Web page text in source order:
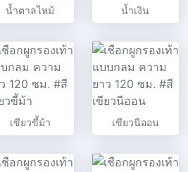
น้ำตาลไหม้ น้ำเงิน
เขียวขี้ม้า เขียวนีออน